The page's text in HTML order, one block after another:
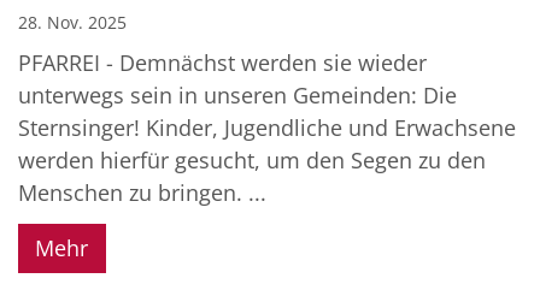
28. Nov. 2025
PFARREI - Demnächst werden sie wieder
unterwegs sein in unseren Gemeinden: Die
Sternsinger! Kinder, Jugendliche und Erwachsene
werden hierfür gesucht, um den Segen zu den
Menschen zu bringen. ...
Mehr